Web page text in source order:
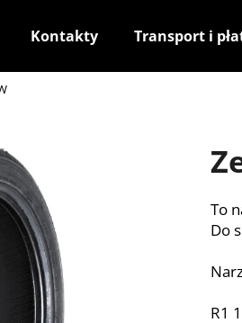
Kontakty Transport i
To
Do
R1